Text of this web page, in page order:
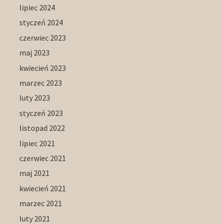
lipiec 2024
styczeń 2024
czerwiec 2023
maj 2023
kwiecień 2023
marzec 2023
luty 2023
styczeń 2023
listopad 2022
lipiec 2021
czerwiec 2021
maj 2021
kwiecień 2021
marzec 2021
luty 2021